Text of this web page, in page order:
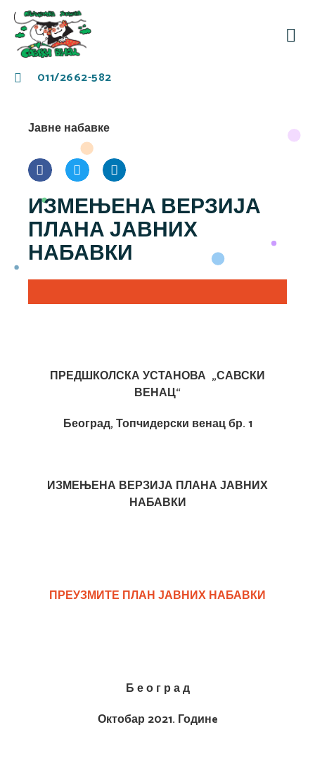
011/2662-582
Јавне набавке
ИЗМЕЊЕНА ВЕРЗИЈА
ПЛАНА ЈАВНИХ
НАБАВКИ
ПРЕДШКОЛСКА УСТАНОВА „САВСКИ
ВЕНАЦ“
Београд, Топчидерски венац бр. 1
ИЗМЕЊЕНА ВЕРЗИЈА ПЛАНА ЈАВНИХ
НАБАВКИ
ПРЕУЗМИТЕ ПЛАН ЈАВНИХ НАБАВКИ
Б е о г р а д
Октобар 2021. Годинe